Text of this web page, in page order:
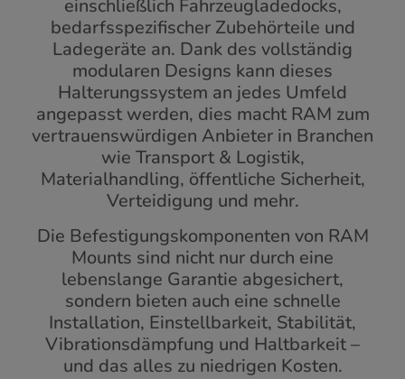
einschließlich Fahrzeugladedocks,
bedarfsspezifischer Zubehörteile und
Ladegeräte an. Dank des vollständig
modularen Designs kann dieses
Halterungssystem an jedes Umfeld
angepasst werden, dies macht RAM zum
vertrauenswürdigen Anbieter in Branchen
wie Transport & Logistik,
Materialhandling, öffentliche Sicherheit,
Verteidigung und mehr.
Die Befestigungskomponenten von RAM
Mounts sind nicht nur durch eine
lebenslange Garantie abgesichert,
sondern bieten auch eine schnelle
Installation, Einstellbarkeit, Stabilität,
Vibrationsdämpfung und Haltbarkeit –
und das alles zu niedrigen Kosten.